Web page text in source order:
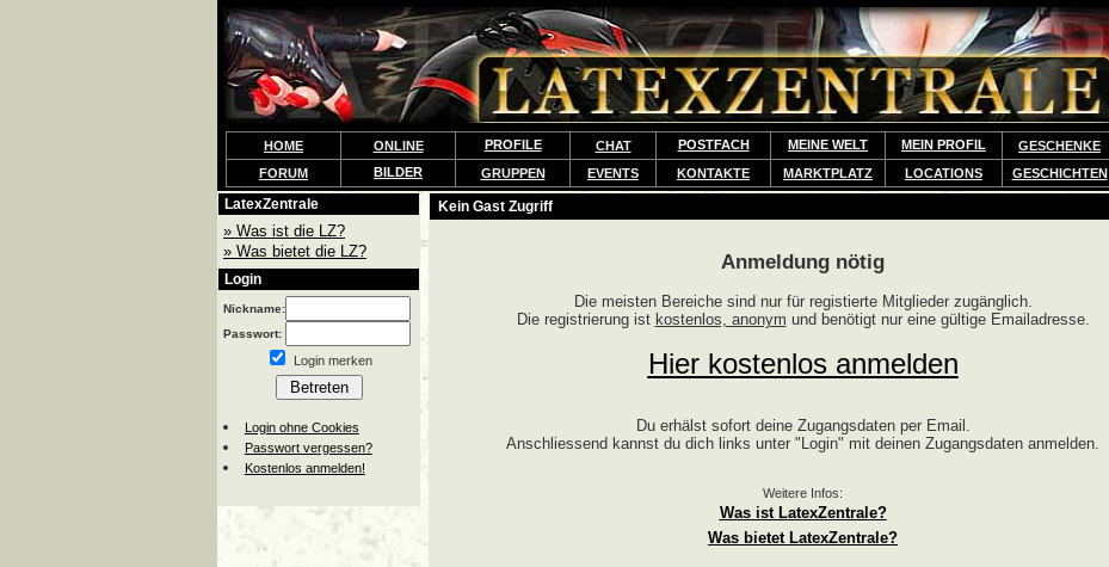
HOME ONLINE PROFILE CHAT POSTFACH MEINE WELT MEIN PROFIL GESCHENKE
FORUM
BILDER GRUPPEN EVENTS KONTAKTE MARKTPLATZ LOCATIONS GESCHICHTEN
LatexZentrale
» Was ist die LZ?
» Was bietet die LZ?
Login
Nickname:
Passwort:
Login merken
Login ohne Cookies
Passwort vergessen?
Kostenlos anmelden!
Kein Gast Zugriff
Anmeldung nötig
Die meisten Bereiche sind nur für registierte Mitglieder zugänglich.
Die registrierung ist kostenlos, anonym und benötigt nur eine gültige Emailadresse.
Hier kostenlos anmelden
Du erhälst sofort deine Zugangsdaten per Email.
Anschliessend kannst du dich links unter "Login" mit deinen Zugangsdaten anmelden.
Weitere Infos:
Was ist LatexZentrale?
Was bietet LatexZentrale?